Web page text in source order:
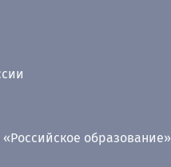
образование»